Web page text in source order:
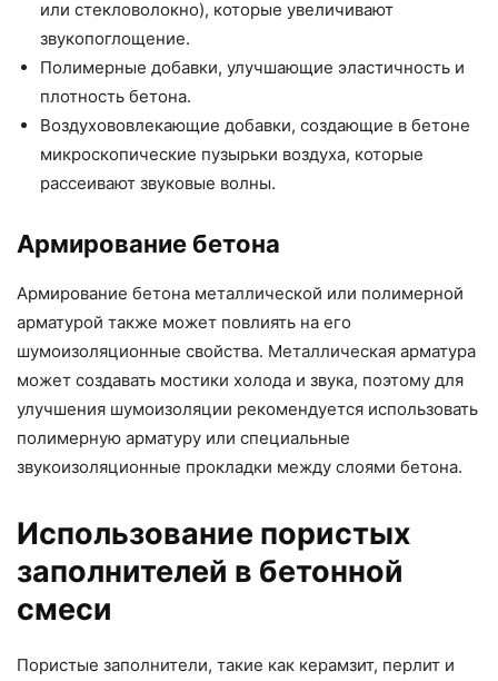
или стекловолокно), которые увеличивают
звукопоглощение.
Полимерные добавки, улучшающие эластичность и
плотность бетона.
Воздухововлекающие добавки, создающие в бетоне
микроскопические пузырьки воздуха, которые
рассеивают звуковые волны.
Армирование бетона
Армирование бетона металлической или полимерной
арматурой также может повлиять на его
шумоизоляционные свойства. Металлическая арматура
может создавать мостики холода и звука, поэтому для
улучшения шумоизоляции рекомендуется использовать
полимерную арматуру или специальные
звукоизоляционные прокладки между слоями бетона.
Использование пористых
заполнителей в бетонной
смеси
Пористые заполнители, такие как керамзит, перлит и